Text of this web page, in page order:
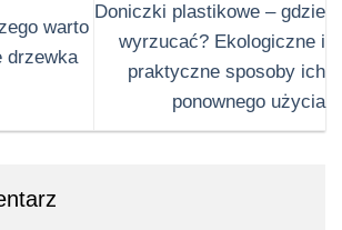
warto
drzewka
Doniczki plastikowe – gdzie
wyrzucać? Ekologiczne i
praktyczne sposoby ich
ponownego użycia